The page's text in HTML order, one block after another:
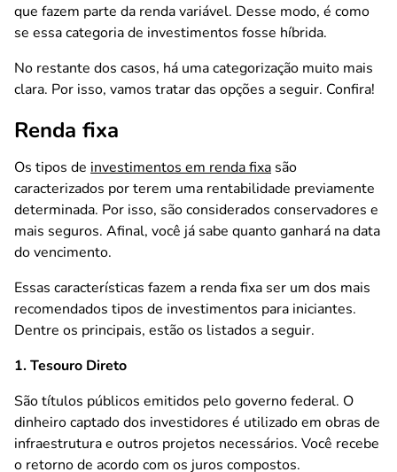
que fazem parte da renda variável. Desse modo, é como
se essa categoria de investimentos fosse híbrida.
No restante dos casos, há uma categorização muito mais
clara. Por isso, vamos tratar das opções a seguir. Confira!
Renda fixa
Os tipos de investimentos em renda fixa são
caracterizados por terem uma rentabilidade previamente
determinada. Por isso, são considerados conservadores e
mais seguros. Afinal, você já sabe quanto ganhará na data
do vencimento.
Essas características fazem a renda fixa ser um dos mais
recomendados tipos de investimentos para iniciantes.
Dentre os principais, estão os listados a seguir.
1. Tesouro Direto
São títulos públicos emitidos pelo governo federal. O
dinheiro captado dos investidores é utilizado em obras de
infraestrutura e outros projetos necessários. Você recebe
o retorno de acordo com os juros compostos.